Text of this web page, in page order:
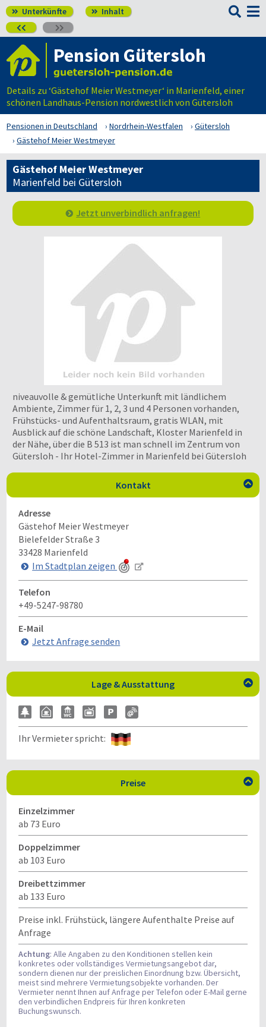
 Unterkünfte  Inhalt
 

Pension Gütersloh
Details zu ‘Gästehof Meier Westmeyer‘ in Marienfeld, einer
schönen Landhaus-Pension nordwestlich von Gütersloh
Pensionen in Deutschland Nordrhein-Westfalen
Gütersloh
Gästehof Meier Westmeyer
Gästehof Meier Westmeyer
Marienfeld bei Gütersloh
Jetzt unverbindlich anfragen!
niveauvolle & gemütliche Unterkunft mit ländlichem
Ambiente, Zimmer für 1, 2, 3 und 4 Personen vorhanden,
Frühstücks- und Aufenthaltsraum, gratis WLAN, mit
Ausblick auf die schöne Landschaft, Kloster Marienfeld in
der Nähe, über die B 513 ist man schnell im Zentrum von
Gütersloh - Ihr Hotel-Zimmer in Marienfeld bei Gütersloh
Kontakt 
Adresse
Gästehof Meier Westmeyer
Bielefelder Straße 3
33428 Marienfeld
Im Stadtplan zeigen
Telefon
+49-5247-98780
E-Mail
Jetzt Anfrage senden
Lage & Ausstattung 
Ihr Vermieter spricht:
Preise 
Einzelzimmer
ab 73 Euro
Doppelzimmer
ab 103 Euro
Dreibettzimmer
ab 133 Euro
Preise inkl. Frühstück, längere Aufenthalte Preise auf
Anfrage
Achtung: Alle Angaben zu den Konditionen stellen kein
konkretes oder vollständiges Vermietungsangebot dar,
sondern dienen nur der preislichen Einordnung bzw. Übersicht,
meist sind mehrere Vermietungsobjekte vorhanden. Der
Vermieter nennt Ihnen auf Anfrage per Telefon oder E-Mail gerne
den verbindlichen Endpreis für Ihren konkreten
Buchungswunsch.